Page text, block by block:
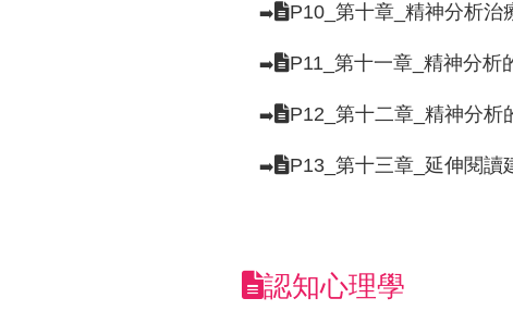
➡️ P10_第十章_精神分析治
➡️ P11_第十一章_精神分析
➡️ P12_第十二章_精神分析
➡️ P13_第十三章_延伸閱讀
認知心理學